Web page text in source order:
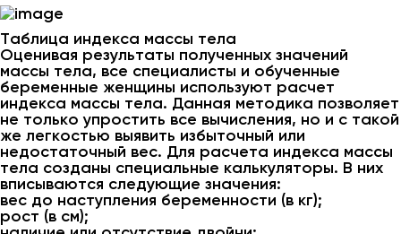
Таблица индекса массы тела
Оценивая результаты полученных значений
массы тела, все специалисты и обученные
беременные женщины используют расчет
индекса массы тела. Данная методика позволяет
не только упростить все вычисления, но и с такой
же легкостью выявить избыточный или
недостаточный вес. Для расчета индекса массы
тела созданы специальные калькуляторы. В них
вписываются следующие значения:
вес до наступления беременности (в кг);
рост (в см);